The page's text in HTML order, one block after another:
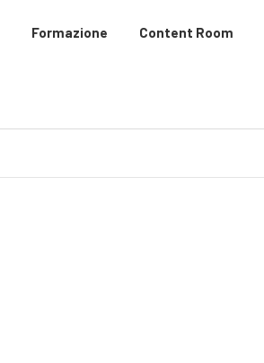
Formazione Content Room